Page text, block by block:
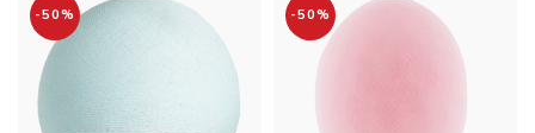
-50% -50%